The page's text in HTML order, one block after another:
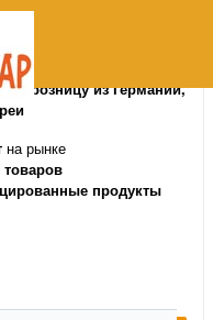
в розницу из Германии,
на рынке
товаров
продукты